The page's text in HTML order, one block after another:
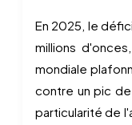
En 2025, le
millions
mondiale
contre un pic
particularité de